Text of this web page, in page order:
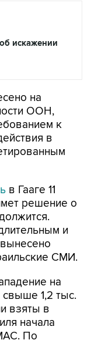
искажении
на
ООН,
к
в
в Гааге 11
решение о
и
СМИ.
на
свыше 1,2 тыс.
взяты в
начала
По